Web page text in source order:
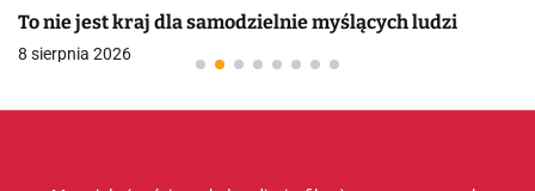
To nie jest kraj dla samodzielnie myślących ludzi
8 sierpnia 2026